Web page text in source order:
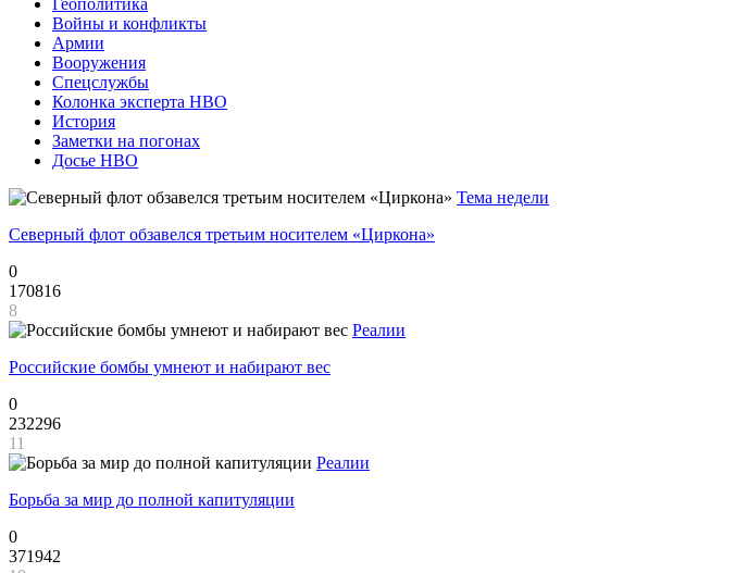
Геополитика
Войны и конфликты
Армии
Вооружения
Спецслужбы
Колонка эксперта НВО
История
Заметки на погонах
Досье НВО
Тема недели
Северный флот обзавелся третьим носителем «Циркона»
0
170816
8
Реалии
Российские бомбы умнеют и набирают вес
0
232296
11
Реалии
Борьба за мир до полной капитуляции
0
371942